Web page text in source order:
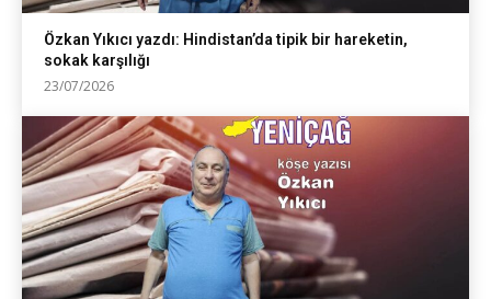
Özkan Yıkıcı yazdı: Hindistan’da tipik bir hareketin,
sokak karşılığı
23/07/2026